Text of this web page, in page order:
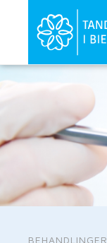
BEHANDLINGER